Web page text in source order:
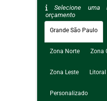
Selecione uma
orçamento
Grande São Paulo
Zona Norte Zona
Zona Leste
Personalizado